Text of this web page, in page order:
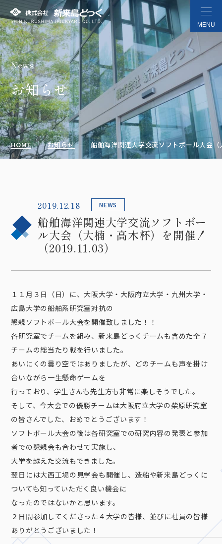
株式会社 新来島どっく
MENU
News
お知らせ
HOME お知らせ 船舶海洋関連大学交流ソフトボール大会
2019.12.18 NEWS
船舶海洋関連大学交流ソフトボー
ル大会（大楠・高木杯）を開催！
（2019.11.03）
１１月３日（日）に、大阪大学・大阪府立大学・九州大学・
広島大学の船舶系研究室対抗の
懇親ソフトボール大会を開催致しました！！
各研究室でチームを組み、新来島どっくチームも含めた全７
チームの総当たり戦を行いました。
あいにくの曇り空ではありましたが、どのチームも声を掛け
合いながら一生懸命ゲームを
行っており、学生さんも先生方も非常に楽しそうでした。
そして、今大会での優勝チームは大阪府立大学の柴原研究室
の皆さんでした、おめでとうございます！
ソフトボール大会の後は各研究室での研究内容の発表と参加
者での懇親会も合わせて実施し、
大学を越えた交流もできました。
翌日には大西工場の見学会も開催し、造船や新来島どっくに
ついても知っていただく良い機会に
なったのではないかと思います。
２日間参加してくださった４大学の皆様、並びに社員の皆様
ありがとうございました！